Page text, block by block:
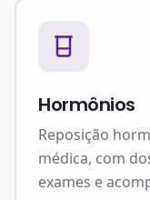
Hormônios
Reposição
médica, com
exames e